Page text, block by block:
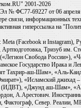
2001-2026
Эл № ФС77-69227 от 06
связи, информационных
гиперссылка на
(Facebook и
Тризуб им.
Свобода России»),
Государство
Тахрир-аш-Шам», «Аль-
«Исламский
(ИДВТ), «Джунд аш-Шам»,
А.Арестович.
Фактограф, Север.